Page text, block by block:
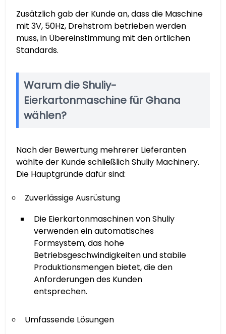
Zusätzlich gab der Kunde an, dass die Maschine
mit 3V, 50Hz, Drehstrom betrieben werden
muss, in Übereinstimmung mit den örtlichen
Standards.
Warum die Shuliy-
Eierkartonmaschine für Ghana
wählen?
Nach der Bewertung mehrerer Lieferanten
wählte der Kunde schließlich Shuliy Machinery.
Die Hauptgründe dafür sind:
Zuverlässige Ausrüstung
Die Eierkartonmaschinen von Shuliy
verwenden ein automatisches
Formsystem, das hohe
Betriebsgeschwindigkeiten und stabile
Produktionsmengen bietet, die den
Anforderungen des Kunden
entsprechen.
Umfassende Lösungen